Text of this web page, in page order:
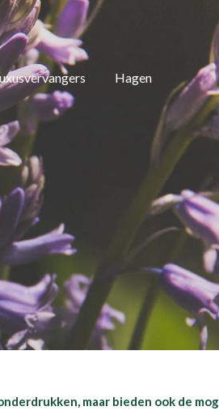
Hagen
maar bieden ook de